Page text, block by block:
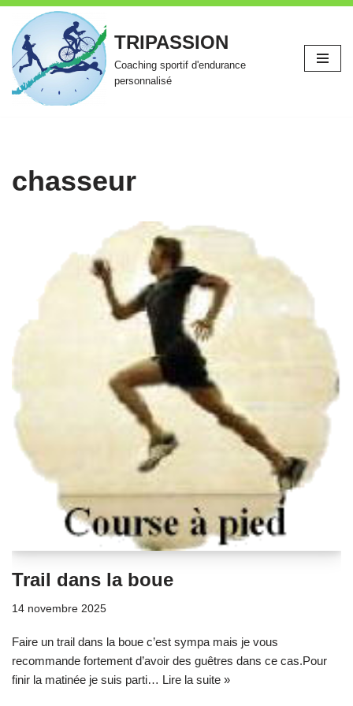
Aller
au
contenu
TRIPASSION
Coaching sportif d'endurance
personnalisé
chasseur
Trail dans la boue
14 novembre 2025
Faire un trail dans la boue c’est sympa mais je vous
recommande fortement d’avoir des guêtres dans ce cas.Pour
finir la matinée je suis parti… Lire la suite »